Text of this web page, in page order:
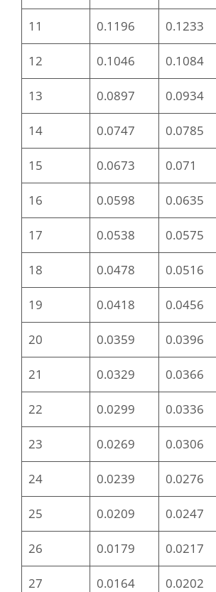
11 0.1196 0.1233
12 0.1046 0.1084
13 0.0897 0.0934
14 0.0747 0.0785
15 0.0673 0.071
16 0.0598 0.0635
17 0.0538 0.0575
18 0.0478 0.0516
19 0.0418 0.0456
20 0.0359 0.0396
21 0.0329 0.0366
22 0.0299 0.0336
23 0.0269 0.0306
24 0.0239 0.0276
25 0.0209 0.0247
26 0.0179 0.0217
27 0.0164 0.0202